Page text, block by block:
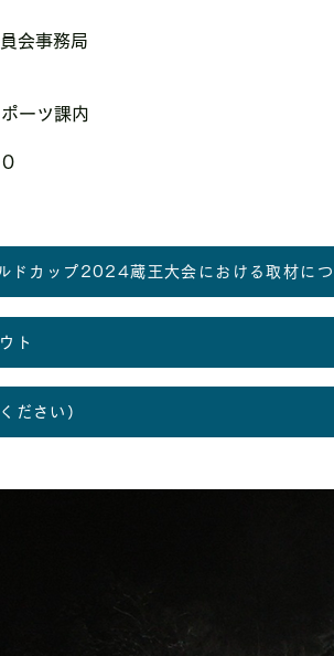
会事務局
ーツ課内
ドカップ2024蔵王大会における取材につ
ト
ださい）